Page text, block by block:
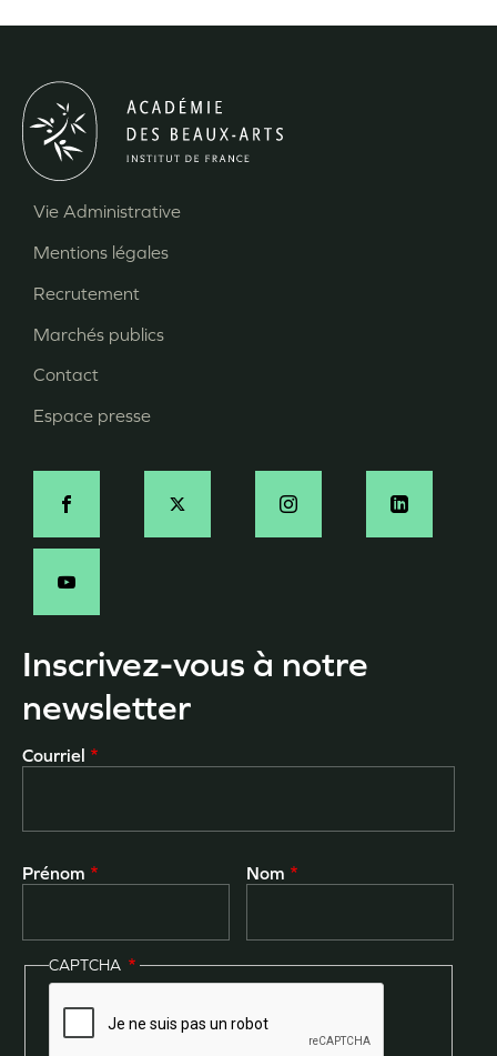
Pied
de
page
Vie Administrative
Mentions légales
Recrutement
Marchés publics
Contact
Espace presse
Social
Inscrivez-vous à notre
newsletter
Courriel
Prénom Nom
CAPTCHA